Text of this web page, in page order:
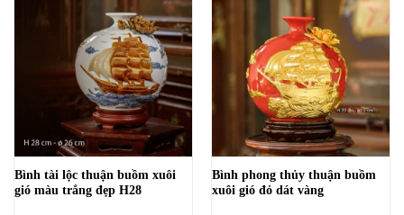
Bình tài lộc thuận buồm xuôi
gió màu trắng đẹp H28
Bình phong thủy thuận buồm
xuôi gió đỏ dát vàng